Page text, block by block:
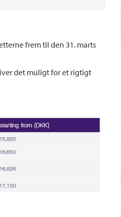
frem til den 31. marts
det muligt for et rigtigt